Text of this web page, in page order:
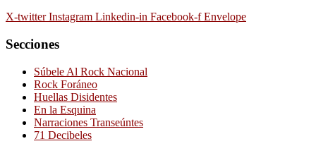
X-twitter Instagram Linkedin-in Facebook-f Envelope
Secciones
Súbele Al Rock Nacional
Rock Foráneo
Huellas Disidentes
En la Esquina
Narraciones Transeúntes
71 Decibeles